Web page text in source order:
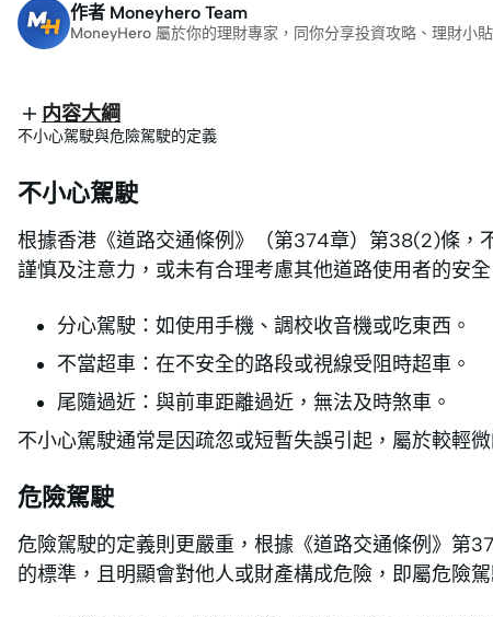
作者 Moneyhero Team
MoneyHero 屬於你的理財專家，同你分享投資攻略、理財小
内容大綱
不小心駕駛與危險駕駛的定義
不小心駕駛
根據香港《道路交通條例》（第374章）第38(2)條，
謹慎及注意力，或未有合理考慮其他道路使用者的安全
分心駕駛：如使用手機、調校收音機或吃東西。
不當超車：在不安全的路段或視線受阻時超車。
尾隨過近：與前車距離過近，無法及時煞車。
不小心駕駛通常是因疏忽或短暫失誤引起，屬於較輕
危險駕駛
危險駕駛的定義則更嚴重，根據《道路交通條例》第
的標準，且明顯會對他人或財產構成危險，即屬危險駕